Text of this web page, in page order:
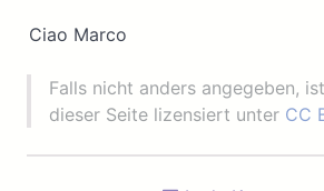
Ciao Marco
Falls nicht anders angegeben,
dieser Seite lizensiert unter CC